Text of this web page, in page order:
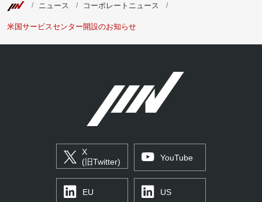
ニュース コーポレートニュース
米国サービスセンター開設のお知らせ
X
(旧Twitter)
YouTube
EU US